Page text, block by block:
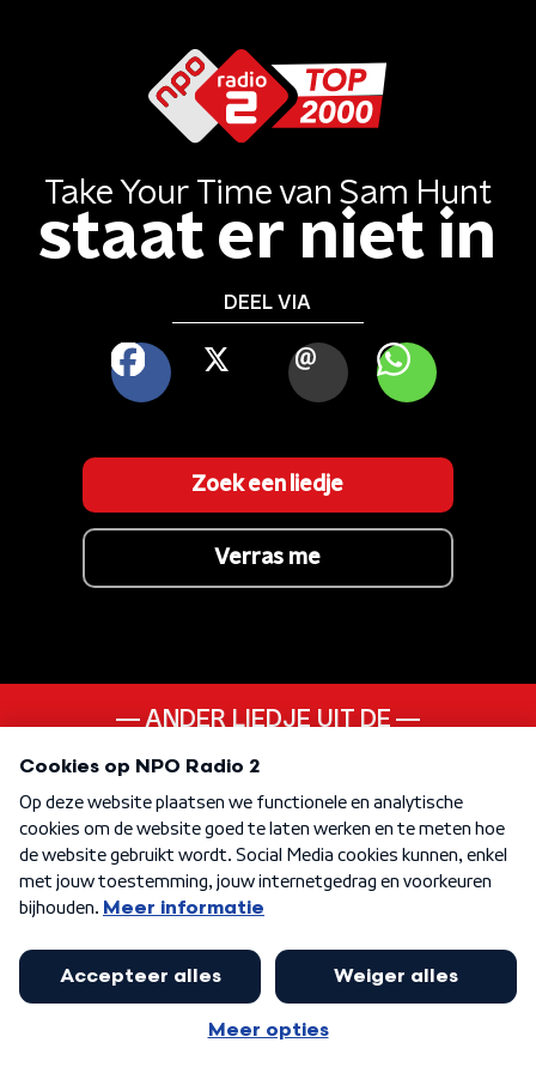
Take Your Timevan Sam Hunt
staat er niet in
DEEL VIA
FACEBOOK
X MAIL WHATSAPP
Zoek een liedje
Verras me
ANDER LIEDJE UIT DE
10s
KEN JE DEZE NOG
Lean On Me
KEN JE DEZE NOG
Day Tripper